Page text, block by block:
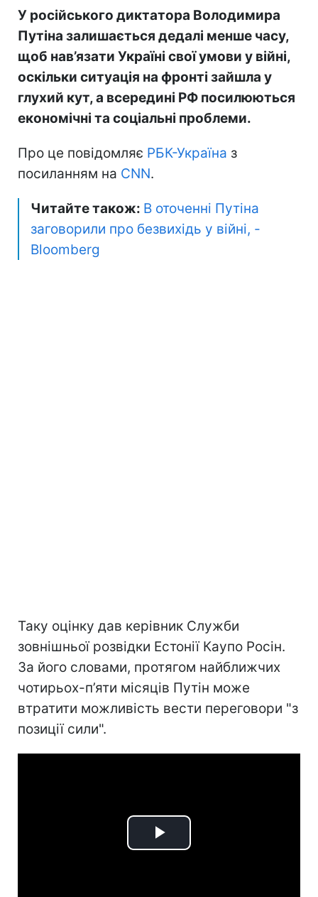
У російського диктатора Володимира
Путіна залишається дедалі менше часу,
щоб нав’язати Україні свої умови у війні,
оскільки ситуація на фронті зайшла у
глухий кут, а всередині РФ посилюються
економічні та соціальні проблеми.
Про це повідомляє РБК-Україна з
посиланням на CNN.
Читайте також: В оточенні Путіна
заговорили про безвихідь у війні, -
Bloomberg
Таку оцінку дав керівник Служби
зовнішньої розвідки Естонії Каупо Росін.
За його словами, протягом найближчих
чотирьох-п’яти місяців Путін може
втратити можливість вести переговори "з
позиції сили".
Play